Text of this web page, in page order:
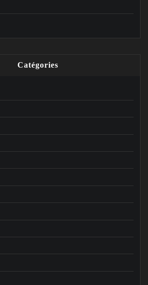
Catégories